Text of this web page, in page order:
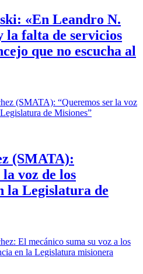
«En Leandro N.
la falta de servicios
que no escucha al
(SMATA):
voz de los
la Legislatura de